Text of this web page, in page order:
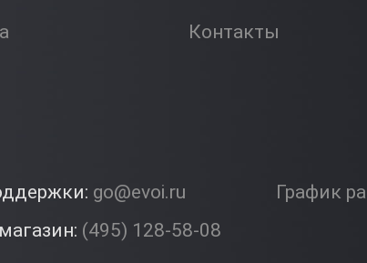
Контакты
go@evoi.ru
(495) 128-58-08
График